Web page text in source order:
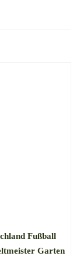
Fußball
Garten